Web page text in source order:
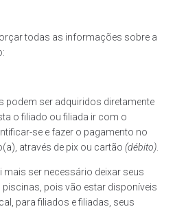
todas as informações sobre a
podem ser adquiridos diretamente
o filiado ou filiada ir com o
se e fazer o pagamento no
através de pix ou cartão (débito)
mais ser necessário deixar seus
pois vão estar disponíveis
para filiados e filiadas, seus